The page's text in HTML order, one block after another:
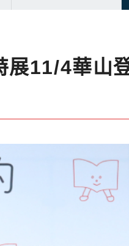
展11/4華山